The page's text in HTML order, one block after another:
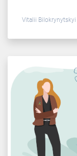
Vitalii Bilokrynytskyi